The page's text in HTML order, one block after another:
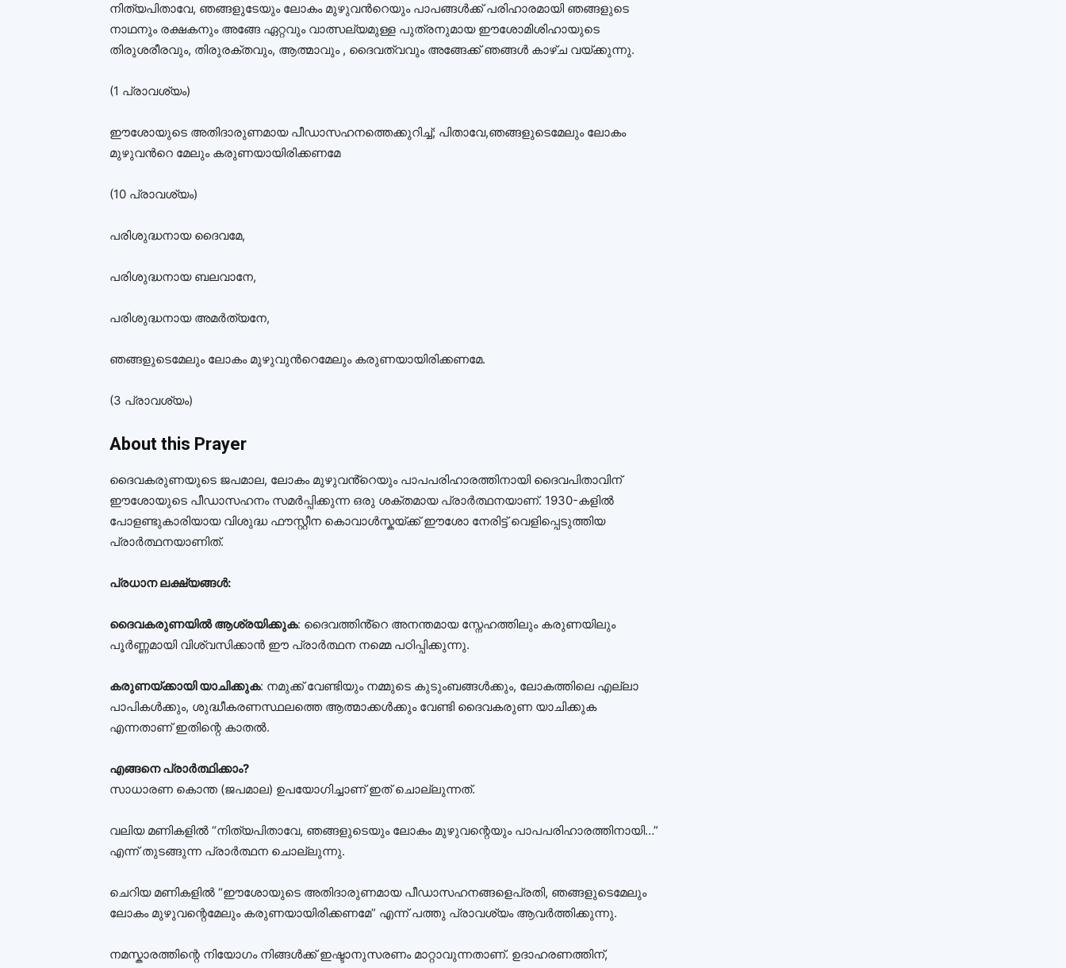
നിത്യപിതാവേ, ഞങ്ങളുടേയും ലോകം മുഴുവൻറെയും പാപങ്ങൾക്ക്‌ പരിഹാരമായി ഞങ്ങളുടെ
നാഥനും രക്ഷകനും അങ്ങേ ഏറ്റവും വാത്സല്യമുള്ള പുത്രനുമായ ഈശോമിശിഹായുടെ
തിരുശരീരവും, തിരുരക്തവും, ആത്മാവും , ദൈവത്വവും അങ്ങേക്ക് ഞങ്ങൾ കാഴ്ച വയ്ക്കുന്നു.
(1 പ്രാവശ്യം)
ഈശോയുടെ അതിദാരുണമായ പീഡാസഹനത്തെക്കുറിച്ച്; പിതാവേ,ഞങ്ങളുടെമേലും ലോകം
മുഴുവൻറെ മേലും കരുണയായിരിക്കണമേ
(10 പ്രാവശ്യം)
പരിശുദ്ധനായ ദൈവമേ,
പരിശുദ്ധനായ ബലവാനേ,
പരിശുദ്ധനായ അമർത്യനേ,
ഞങ്ങളുടെമേലും ലോകം മുഴുവുൻറെമേലും കരുണയായിരിക്കണമേ.
(3 പ്രാവശ്യം)
About this Prayer
ദൈവകരുണയുടെ ജപമാല, ലോകം മുഴുവൻ്റെയും പാപപരിഹാരത്തിനായി ദൈവപിതാവിന്
ഈശോയുടെ പീഡാസഹനം സമർപ്പിക്കുന്ന ഒരു ശക്തമായ പ്രാർത്ഥനയാണ്. 1930-കളിൽ
പോളണ്ടുകാരിയായ വിശുദ്ധ ഫൗസ്റ്റീന കൊവാൾസ്കയ്ക്ക് ഈശോ നേരിട്ട് വെളിപ്പെടുത്തിയ
പ്രാർത്ഥനയാണിത്.
പ്രധാന ലക്ഷ്യങ്ങൾ:
ദൈവകരുണയിൽ ആശ്രയിക്കുക: ദൈവത്തിൻ്റെ അനന്തമായ സ്നേഹത്തിലും കരുണയിലും
പൂർണ്ണമായി വിശ്വസിക്കാൻ ഈ പ്രാർത്ഥന നമ്മെ പഠിപ്പിക്കുന്നു.
കരുണയ്ക്കായി യാചിക്കുക: നമുക്ക് വേണ്ടിയും നമ്മുടെ കുടുംബങ്ങൾക്കും, ലോകത്തിലെ എല്ലാ
പാപികൾക്കും, ശുദ്ധീകരണസ്ഥലത്തെ ആത്മാക്കൾക്കും വേണ്ടി ദൈവകരുണ യാചിക്കുക
എന്നതാണ് ഇതിന്റെ കാതൽ.
എങ്ങനെ പ്രാർത്ഥിക്കാം?
സാധാരണ കൊന്ത (ജപമാല) ഉപയോഗിച്ചാണ് ഇത് ചൊല്ലുന്നത്.
വലിയ മണികളിൽ “നിത്യപിതാവേ, ഞങ്ങളുടെയും ലോകം മുഴുവന്റെയും പാപപരിഹാരത്തിനായി…”
എന്ന് തുടങ്ങുന്ന പ്രാർത്ഥന ചൊല്ലുന്നു.
ചെറിയ മണികളിൽ “ഈശോയുടെ അതിദാരുണമായ പീഡാസഹനങ്ങളെപ്രതി, ഞങ്ങളുടെമേലും
ലോകം മുഴുവന്റെമേലും കരുണയായിരിക്കണമേ” എന്ന് പത്തു പ്രാവശ്യം ആവർത്തിക്കുന്നു.
നമസ്കാരത്തിന്റെ നിയോഗം നിങ്ങൾക്ക് ഇഷ്ടാനുസരണം മാറ്റാവുന്നതാണ്. ഉദാഹരണത്തിന്,